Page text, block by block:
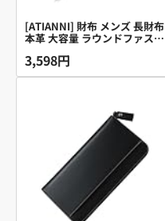
[ATIANNI] 財布 メンズ 長財布
本革 大容量 ラウンドファスナ
レート型 小銭入れ 紳士用 牛
革 さいふ
3,598円